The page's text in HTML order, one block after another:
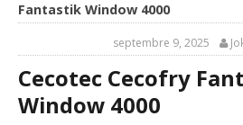
Fantastik Window 4000
septembre 9, 2025
Cecotec Cecofry
Window 4000